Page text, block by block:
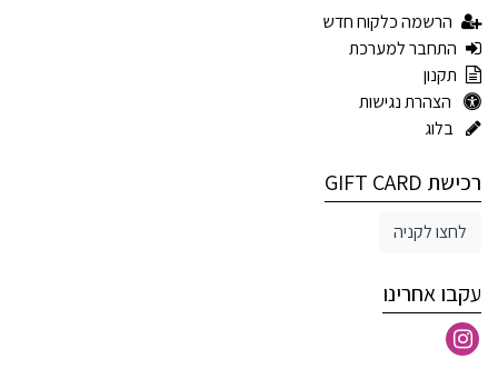
הרשמה כלקוח חדש
התחבר למערכת
תקנון
הצהרת נגישות
בלוג
רכישת GIFT CARD
לחצו לקניה
עקבו אחרינו